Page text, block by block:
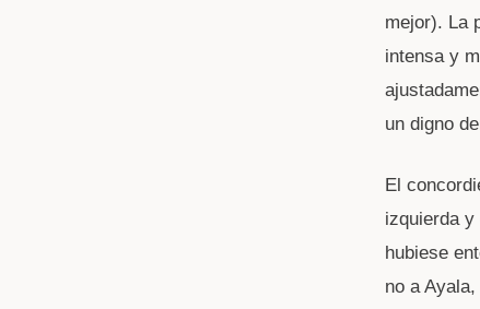
mejor). La
intensa y
un digno
El
izquierda y
hubiese
no a